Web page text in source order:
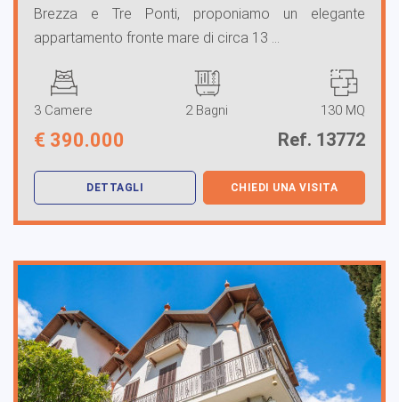
Brezza e Tre Ponti, proponiamo un elegante
appartamento fronte mare di circa 13 ...
3 Camere 2 Bagni 130 MQ
€ 390.000 Ref. 13772
DETTAGLI CHIEDI UNA VISITA